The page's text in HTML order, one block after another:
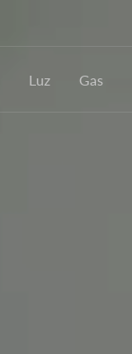
Luz Gas